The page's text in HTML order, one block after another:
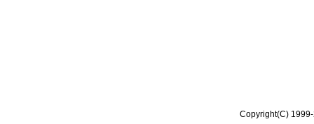
Copyright(C)